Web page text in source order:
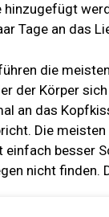
hinzugefügt
Tage an das
die
der Körper
an das
Die
einfach besser
nicht finden.